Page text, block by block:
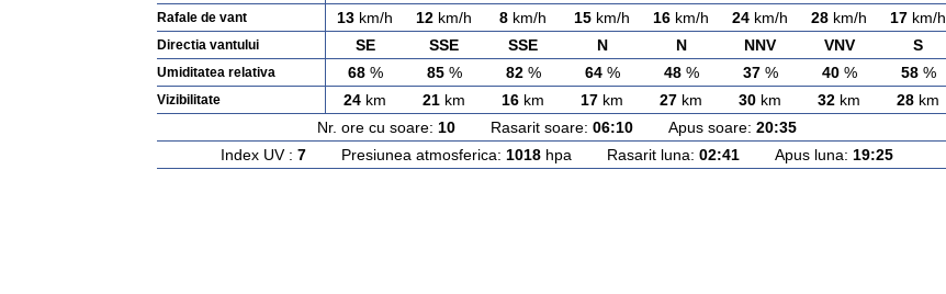
Rafale de vant 13 km/h 12 km/h 8 km/h 15 km/h 16 km/h 24 km/h 28 km/h 17 km/h
Directia vantului SE SSE SSE N N NNV VNV S
Umiditatea relativa 68% 85% 82% 64% 48% 37% 40% 58%
Vizibilitate 24 km 21 km 16 km 17 km 27 km 30 km 32 km 28 km
Nr. ore cu soare: 10 Rasarit soare: 06:10 Apus soare: 20:35
Index UV : 7 Presiunea atmosferica: 1018 hpa Rasarit luna: 02:41 Apus luna: 19:25